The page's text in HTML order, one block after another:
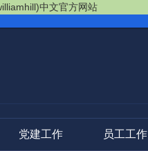
中文官方网站
党建工作 员工工作